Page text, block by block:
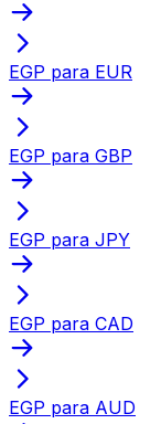
EGP para EUR
EGP para GBP
EGP para JPY
EGP para CAD
EGP para AUD